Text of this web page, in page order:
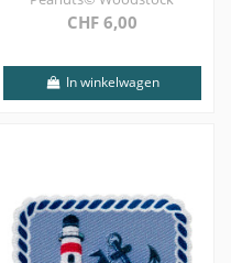
CHF 6,00
In winkelwagen